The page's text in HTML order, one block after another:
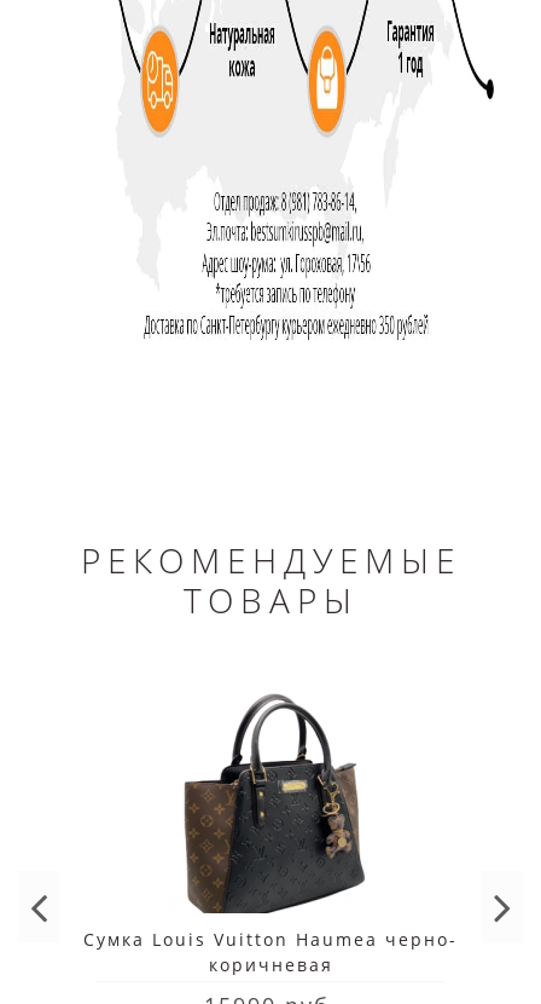
РЕКОМЕНДУЕМЫЕ
ТОВАРЫ
Сумка Louis Vuitton Haumea черно-
коричневая